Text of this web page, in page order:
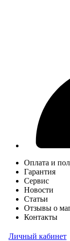
Оплата и
Гарантия
Сервис
Новости
Статьи
Отзывы о
Контакты
Личный кабинет